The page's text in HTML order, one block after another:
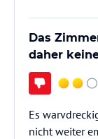
Das
daher
Es
nicht weiter